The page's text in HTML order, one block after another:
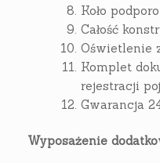
Koło
Całość
Oświetlenie
Komplet
rejestracji
Gwarancja
Wyposażenie